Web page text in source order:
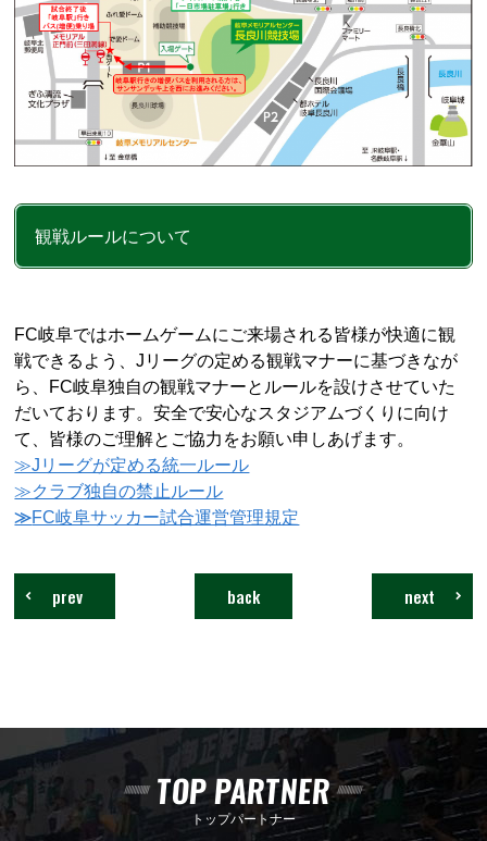
観戦ルールについて
FC岐阜ではホームゲームにご来場される皆様が快適に観
戦できるよう、Jリーグの定める観戦マナーに基づきなが
ら、FC岐阜独自の観戦マナーとルールを設けさせていた
だいております。安全で安心なスタジアムづくりに向け
て、皆様のご理解とご協力をお願い申しあげます。
≫Jリーグが定める統一ルール
≫クラブ独自の禁止ルール
≫FC岐阜サッカー試合運営管理規定
next
back
prev
TOP PARTNER
トップパートナー